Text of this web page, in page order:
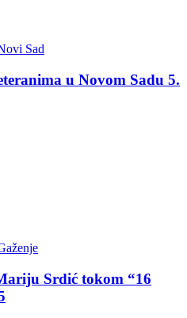
Sad
u Novom Sadu 5.
Srdić tokom “16